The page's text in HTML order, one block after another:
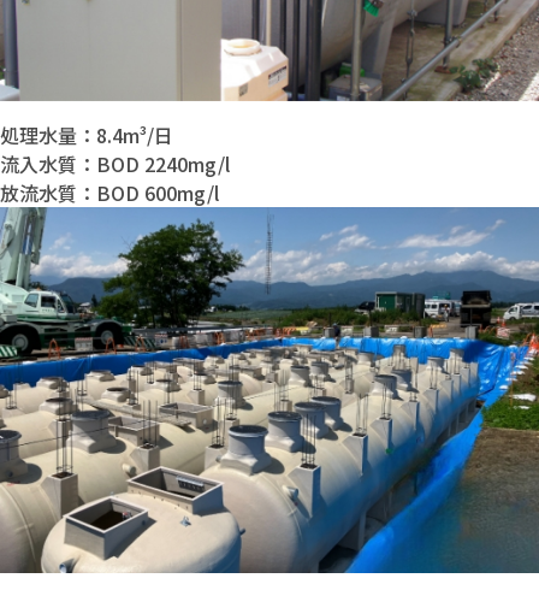
処理水量：8.4m³/日
流入水質：BOD 2240mg/l
放流水質：BOD 600mg/l